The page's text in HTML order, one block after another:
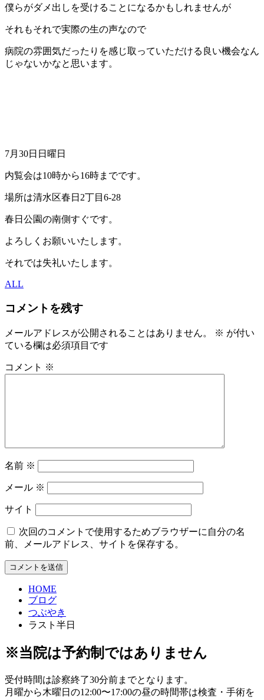
僕らがダメ出しを受けることになるかもしれませんが
それもそれで実際の生の声なので
病院の雰囲気だったりを感じ取っていただける良い機会なん
じゃないかなと思います。
7月30日日曜日
内覧会は10時から16時までです。
場所は清水区春日2丁目6-28
春日公園の南側すぐです。
よろしくお願いいたします。
それでは失礼いたします。
ALL
コメントを残す
メールアドレスが公開されることはありません。 ※ が付い
ている欄は必須項目です
コメント ※
名前 ※
メール ※
サイト
次回のコメントで使用するためブラウザーに自分の名
前、メールアドレス、サイトを保存する。
HOME
ブログ
つぶやき
ラスト半日
※当院は予約制ではありません
受付時間は診察終了30分前までとなります。
月曜から木曜日の12:00〜17:00の昼の時間帯は検査・手術を